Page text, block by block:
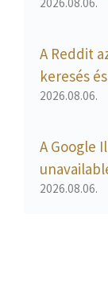
A Reddit
keresés
2026.08.06.
A Google
2026.08.06.